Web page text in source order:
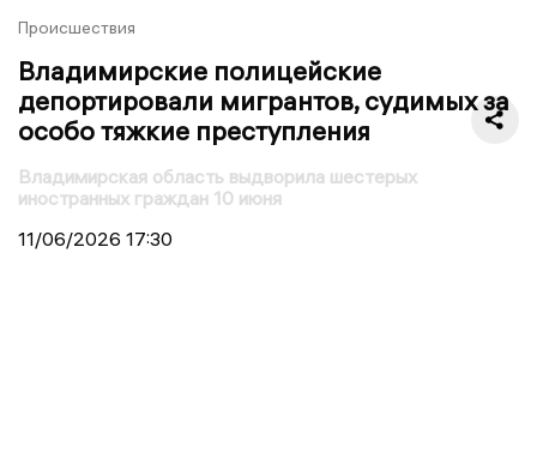
Происшествия
Владимирские полицейские
депортировали мигрантов, судимых за
особо тяжкие преступления
Владимирская область выдворила шестерых
иностранных граждан 10 июня
11/06/2026 17:30